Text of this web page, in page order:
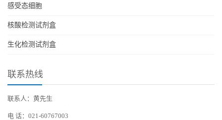
感受态细胞
核酸检测试剂盒
生化检测试剂盒
联系热线
联系人：黄先生
电 话：021-60767003